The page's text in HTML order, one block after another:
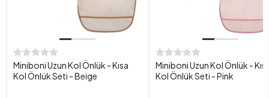
Miniboni Uzun Kol Önlük - Kısa
Kol Önlük Seti - Beige
Miniboni Uzun Kol Önlük -
Kol Önlük Seti - Pink